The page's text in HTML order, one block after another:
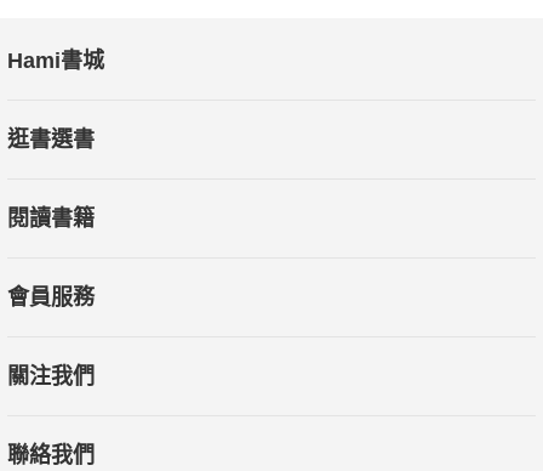
Hami書城
逛書選書
閱讀書籍
會員服務
關注我們
聯絡我們